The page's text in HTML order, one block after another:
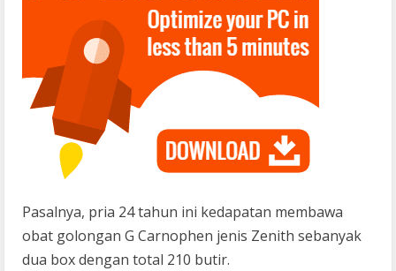
Pasalnya, pria 24 tahun ini kedapatan membawa
obat golongan G Carnophen jenis Zenith sebanyak
dua box dengan total 210 butir.